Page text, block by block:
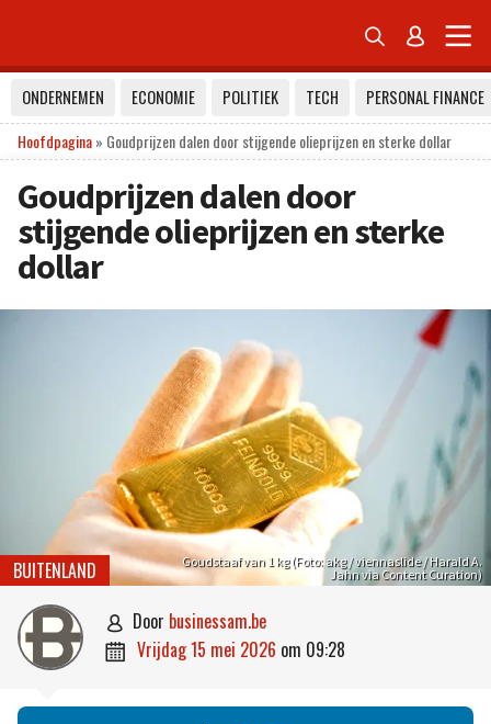
 
ONDERNEMEN ECONOMIE POLITIEK TECH
PERSONAL FINANCE
Hoofdpagina» Goudprijzen dalen door stijgende olieprijzen en sterke dollar
Goudprijzen dalen door
stijgende olieprijzen en sterke
dollar
Goudstaaf van 1 kg (Foto: akg / viennaslide / Harald A.
Jahn via Content Curation)
BUITENLAND
 door businessam.be
 vrijdag 15 mei 2026 om 09:28